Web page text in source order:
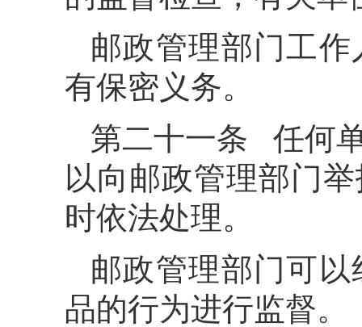
邮政管理部门工
有保密义务。
第二十一条 任何
以向邮政管理部门
时依法处理。
邮政管理部门可
品的行为进行监督。